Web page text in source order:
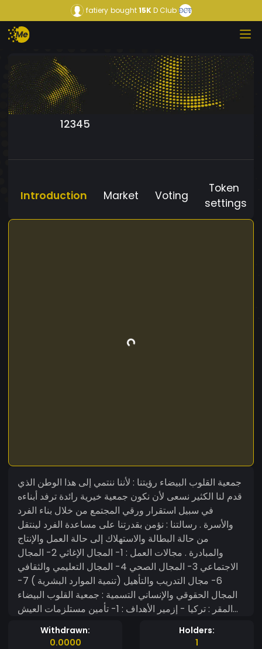
fatiery bought15KD Club
12345
Introduction Market Voting
Token
settings
جمعية القلوب البيضاء رؤيتنا : لأننا ننتمي إلى هذا الوطن الذي
قدم لنا الكثير نسعى لأن نكون جمعية خيرية رائدة ترفد أبناءه
في سبيل استقرار ورقي المجتمع من خلال بناء الفرد
والأسرة . رسالتنا : نؤمن بقدرتنا على مساعدة الفرد لينتقل
من حالة البطالة والاستهلاك إلى حالة العمل والإنتاج
والمبادرة . مجالات العمل : 1- المجال الإغاثي 2- المجال
الاجتماعي 3- المجال الصحي 4- المجال التعليمي والثقافي
6- مجال التدريب والتأهيل (تنمية الموارد البشرية ) 7-
المجال الحقوقي والإنساني التسمية : جمعية القلوب البيضاء
المقر : تركيا - إزمير الأهداف : 1- تأمين مستلزمات العيش
الأساسية 2- تأمين المستلزمات الضرورية لاستمرار العملية
التربوية ونشر الوعي 3- ترسيخ القيم الحضارية والأخلاقية
Withdrawn:
0.0000
Holders:
1